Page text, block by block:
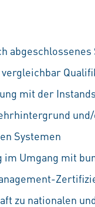
mit der
Systemen
im Umgang mit
zu nationalen